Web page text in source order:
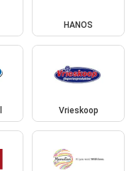
HANOS
Vrieskoop